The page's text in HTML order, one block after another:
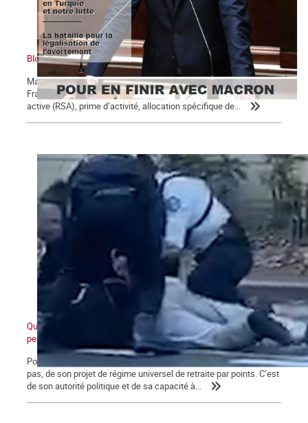
Bloc notes, La Commune n° 123
Macron, président des 5 % des ménages les plus riches Un
Français sur 10 perçoit des minima sociaux : revenu de solidarité
active (RSA), prime d’activité, allocation spécifique de...
Quand ceux d'en bas ne veulent plus et que ceux d'en haut ne
peuvent plus
Pour Macron, ce qui se joue aujourd’hui va au-delà de l’avenir, ou
pas, de son projet de régime universel de retraite par points. C’est
de son autorité politique et de sa capacité à...